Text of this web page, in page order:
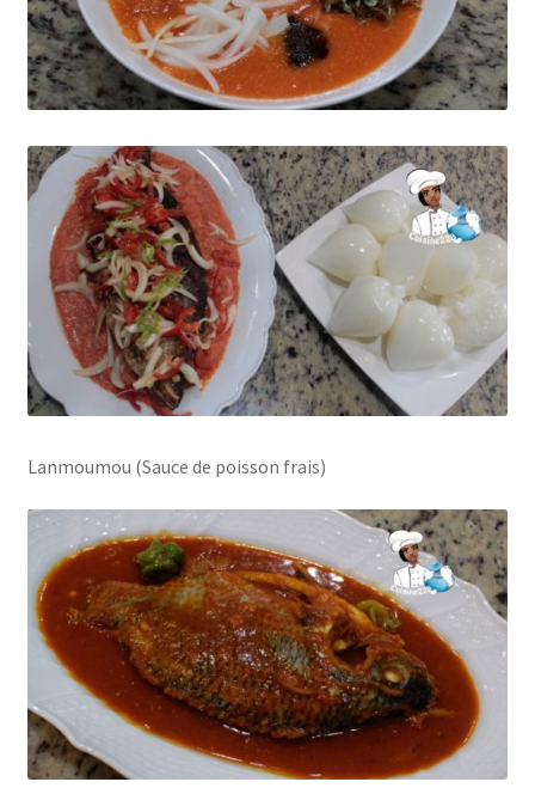
Lanmoumou (Sauce de poisson frais)